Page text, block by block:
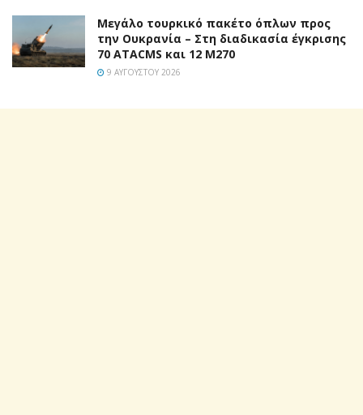
Μεγάλο τουρκικό πακέτο όπλων προς
την Ουκρανία – Στη διαδικασία έγκρισης
70 ATACMS και 12 M270
9 ΑΥΓΟΎΣΤΟΥ 2026